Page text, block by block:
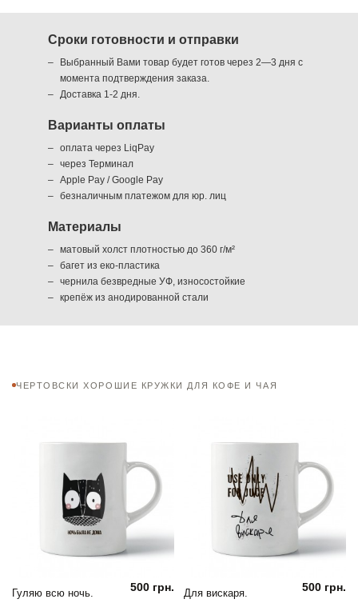
Сроки готовности и отправки
Выбранный Вами товар будет готов через 2—3 дня с
момента подтверждения заказа.
Доставка 1-2 дня.
Варианты оплаты
оплата через LiqPay
через Терминал
Apple Pay / Google Pay
безналичным платежом для юр. лиц
Материалы
матовый холст плотностью до 360 г/м²
багет из еко-пластика
чернила безвредные УФ, износостойкие
крепёж из анодированной стали
ЧЕРТОВСКИ ХОРОШИЕ КРУЖКИ ДЛЯ КОФЕ И ЧАЯ
Гуляю всю ночь. 500 грн. Для вискаря. 500 грн.